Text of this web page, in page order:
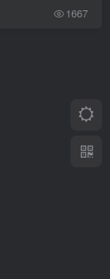
1667